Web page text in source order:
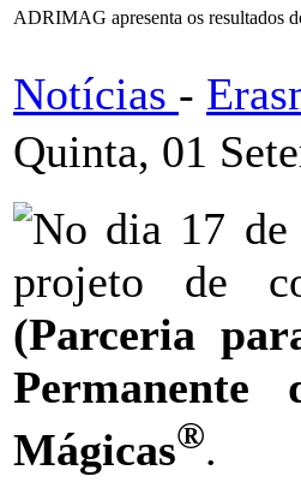
ADRIMAG apresenta os resultados
Notícias -
Quinta, 01
No dia 17 de
projeto de
(Parceria
Permanente
Mágicas®.